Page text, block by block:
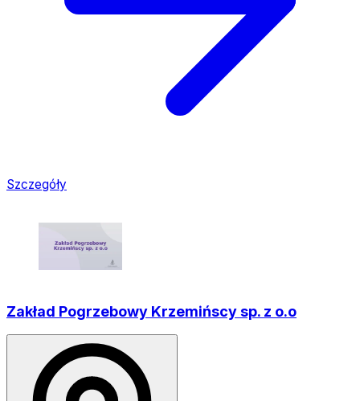
Szczegóły
Zakład Pogrzebowy Krzemińscy sp. z o.o